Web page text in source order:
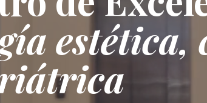
estética,